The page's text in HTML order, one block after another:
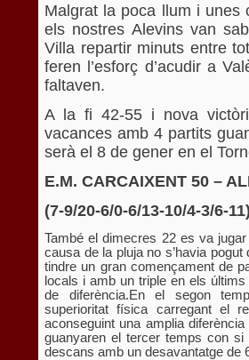
Malgrat la poca llum i unes
els nostres Alevins van
Villa repartir minuts entre
feren l’esforç d’acudir a
faltaven.
A la fi 42-55 i nova
vacances amb 4 partits
serà el 8 de gener en el
E.M. CARCAIXENT 50 –
(7-9/20-6/0-6/13-10/4-3/6-
També el dimecres 22 es va
causa de la pluja no s’havia
tindre un gran començament de
locals i amb un triple en els
de diferència.En el segon
superioritat física carregant el
aconseguint una amplia
guanyaren el tercer temps con si
descans amb un desavantatge de